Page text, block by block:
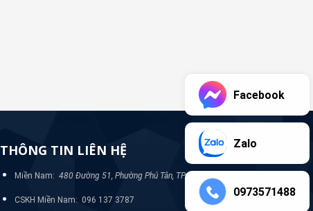
THÔNG TIN LIÊN HỆ
Miền Nam: 480 Đường 51, Phường Phú Tân, TP Bình Dương
CSKH Miền Nam: 096 137 3787
Facebook
Zalo
0973571488